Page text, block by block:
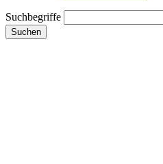
Suchbegriffe
Suchen